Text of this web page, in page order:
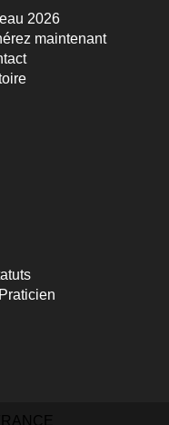
2026
maintenant